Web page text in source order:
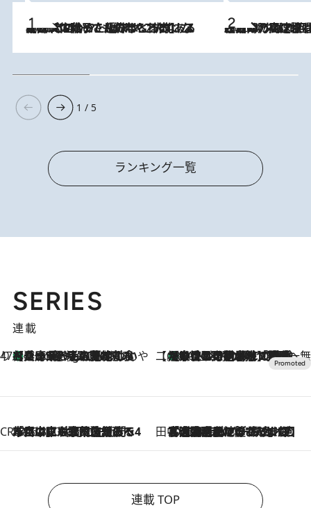
2026.8.5
【阿川佐和子さんの年とる力】なぜ70代で始めた趣味は“こんなに楽しい”のか？ ピアノ、俳句…スランプに陥っても続けられる“ある秘訣”とは 2026.8.7
「湘南乃風に憧れて」観客大盛上がりの“タオル回し”に、ラッパー顔負けの高速歌唱まで…さだまさし（74）のアグレッシブすぎる現在地
1 / 5
ランキング一覧
SERIES
連載
47都道府県の手みやげ ひんやりスイーツで夏を満喫
1 Hour Ago
【兵庫県】この夏絶対食べたい 冷やしておいしいおやつ3選 淡路島の恵みをジェラートに集約 【CREA×星野リゾート】唯一無二。癒しと発見が待つ場所へ
2026.8.7
【トンボの足水浴】ヒノキの香りに包まれて涼感マックス！約13℃の湧水かけ流しを避暑地「星野温泉 トンボの湯」で体験
CREA'S CHOICE
2026.8.7
「立川にも歌舞伎があるんだよ」 片岡仁左衛門・市川中車ら豪華座組みで4年目の立川立飛歌舞伎へ 田中稲の勝手に再ブーム
2026.8.7
「湘南乃風に憧れて」観客大盛上がりの“タオル回し”に、ラッパー顔負けの高速歌唱まで…さだまさし（74）のアグレッシブすぎる現在地
連載 TOP